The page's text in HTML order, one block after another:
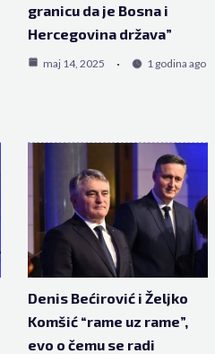
granicu da je Bosna i
Hercegovina država”
maj 14, 2025 1 godina ago
Denis Bećirović i Željko
Komšić “rame uz rame”,
evo o čemu se radi